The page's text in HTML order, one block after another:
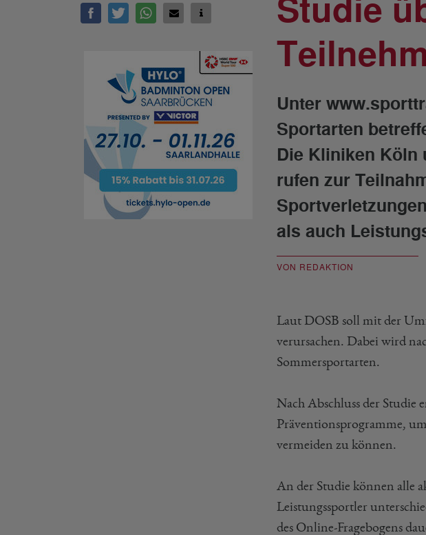
Studie
Unter
Sportarten
Die Kliniken Köln
rufen zur
als auch
VON REDAKTION
Laut DOSB soll mit der
verursachen. Dabei wird
Sommersportarten.
Nach Abschluss der Studie
Präventionsprogramme,
vermeiden zu können.
An der Studie können alle
Leistungssportler
des Online-Fragebogens